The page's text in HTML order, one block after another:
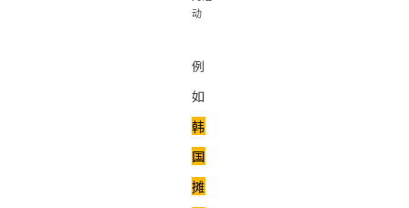
动
例
如
韩
国
摊